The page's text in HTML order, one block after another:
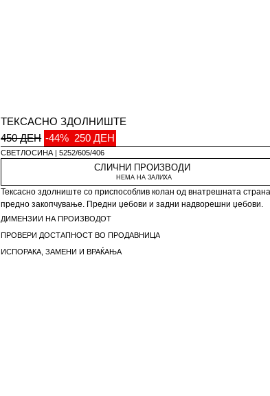
ТЕКСАСНО ЗДОЛНИШТЕ
450 ДЕН -44% 250 ДЕН
СВЕТЛОСИНА 5252/605/406
СЛИЧНИ ПРОИЗВОДИ
НЕМА НА ЗАЛИХА
Тексасно здолниште со приспособлив колан од внатрешната
предно закопчување. Предни џебови и задни надворешни џебови.
ДИМЕНЗИИ НА ПРОИЗВОДОТ
ПРОВЕРИ ДОСТАПНОСТ ВО ПРОДАВНИЦА
ИСПОРАКА, ЗАМЕНИ И ВРАЌАЊА